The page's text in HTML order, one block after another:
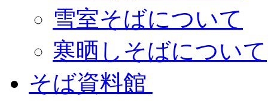
雪室そばについて
寒晒しそばについて
そば資料館